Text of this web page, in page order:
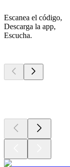
Escanea el código,
Descarga la app,
Escucha.